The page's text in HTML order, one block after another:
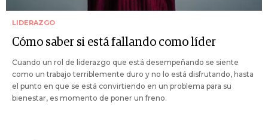
LIDERAZGO
Cómo saber si está fallando como líder
Cuando un rol de liderazgo que está desempeñando se siente
como un trabajo terriblemente duro y no lo está disfrutando, hasta
el punto en que se está convirtiendo en un problema para su
bienestar, es momento de poner un freno.